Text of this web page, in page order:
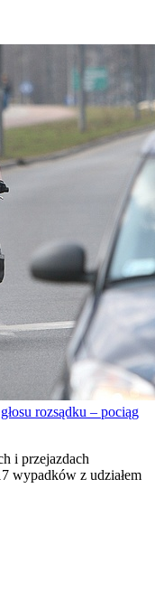
rozsądku – pociąg
i przejazdach
wypadków z udziałem